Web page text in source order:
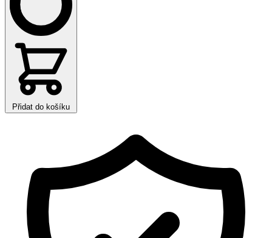
Přidat do košíku